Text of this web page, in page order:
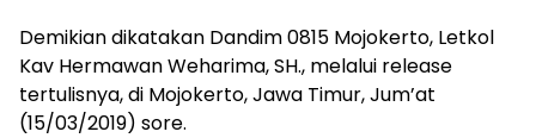
Demikian dikatakan Dandim 0815 Mojokerto, Letkol
Kav Hermawan Weharima, SH., melalui release
tertulisnya, di Mojokerto, Jawa Timur, Jum’at
(15/03/2019) sore.